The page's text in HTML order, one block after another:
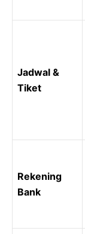
Jadwal &
Tiket
Rekening
Bank